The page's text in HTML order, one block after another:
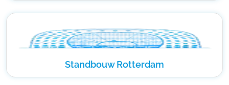
Standbouw Rotterdam